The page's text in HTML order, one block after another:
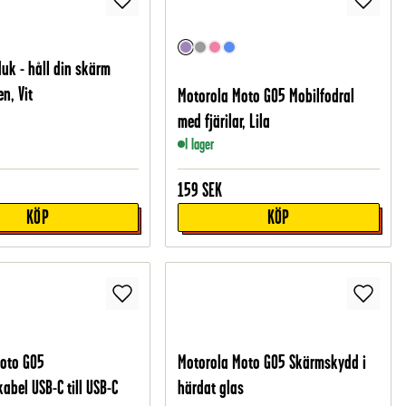
- håll din skärm
Vit
KÖP
Motorola Moto G05 Mobilfodral
med fjärilar, Lila
I lager
159 SEK
KÖP
G05
USB-C till USB-C
Motorola Moto G05 Skärmskydd i
härdat glas